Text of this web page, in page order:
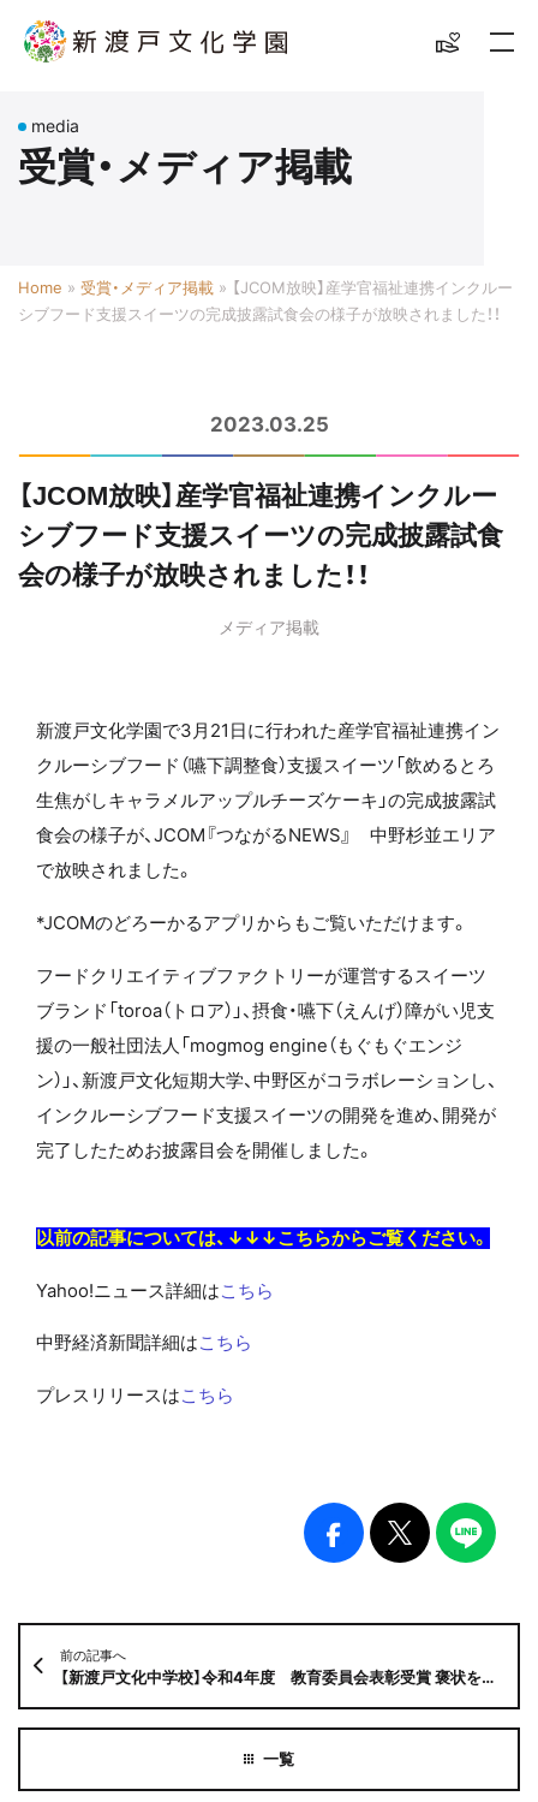
media
受賞・メディア掲載
Home » 受賞・メディア掲載 » 【JCOM放映】産学官福祉連携インクルー
シブフード支援スイーツの完成披露試食会の様子が放映されました！！
2023.03.25
【JCOM放映】産学官福祉連携インクルー
シブフード支援スイーツの完成披露試食
会の様子が放映されました！！
メディア掲載
新渡戸文化学園で3月21日に行われた産学官福祉連携イン
クルーシブフード（嚥下調整食）支援スイーツ「飲めるとろ
生焦がしキャラメルアップルチーズケーキ 」の完成披露試
食会の様子が、JCOM『つながるNEWS』 中野杉並エリア
で放映されました。
*JCOMのどろーかるアプリからもご覧いただけます。
フードクリエイティブファクトリーが運営するスイーツ
ブランド「toroa（トロア）」、摂食・嚥下（えんげ）障がい児支
援の一般社団法人 「mogmog engine（もぐもぐエンジ
ン）」、新渡戸文化短期大学、中野区がコラボレーションし、
インクルーシブフード支援スイーツの開発を進め、開発が
完了したためお披露目会を開催しました。
以前の記事については、↓↓↓こちらからご覧ください。
Yahoo!ニュース詳細はこちら
中野経済新聞詳細はこちら
プレスリリースはこちら
前の記事へ
【新渡戸文化中学校】令和4年度 教育委員会表彰受賞 褒状をいただきました！！